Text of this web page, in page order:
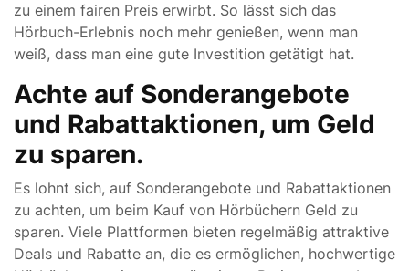
zu einem fairen Preis erwirbt. So lässt sich das
Hörbuch-Erlebnis noch mehr genießen, wenn man
weiß, dass man eine gute Investition getätigt hat.
Achte auf Sonderangebote
und Rabattaktionen, um Geld
zu sparen.
Es lohnt sich, auf Sonderangebote und Rabattaktionen
zu achten, um beim Kauf von Hörbüchern Geld zu
sparen. Viele Plattformen bieten regelmäßig attraktive
Deals und Rabatte an, die es ermöglichen, hochwertige